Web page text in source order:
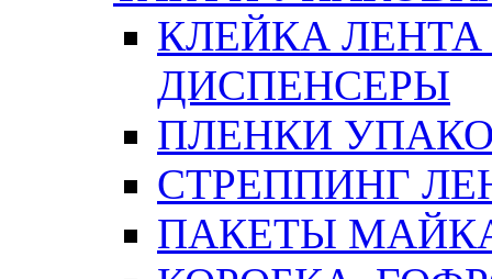
КЛЕЙКА
ДИСПЕНСЕРЫ
ПЛЕНКИ
СТРЕППИНГ
ПАКЕТЫ